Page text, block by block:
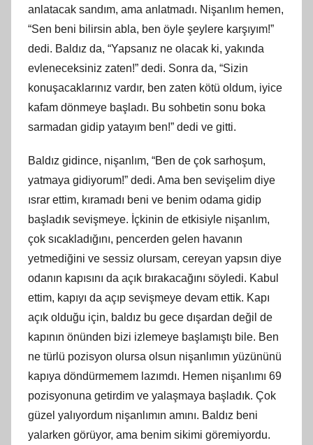
anlatacak sandım, ama anlatmadı. Nişanlım hemen,
“Sen beni bilirsin abla, ben öyle şeylere karşıyım!”
dedi. Baldız da, “Yapsanız ne olacak ki, yakında
evleneceksiniz zaten!” dedi. Sonra da, “Sizin
konuşacaklarınız vardır, ben zaten kötü oldum, iyice
kafam dönmeye başladı. Bu sohbetin sonu boka
sarmadan gidip yatayım ben!” dedi ve gitti.
Baldız gidince, nişanlım, “Ben de çok sarhoşum,
yatmaya gidiyorum!” dedi. Ama ben sevişelim diye
ısrar ettim, kıramadı beni ve benim odama gidip
başladık sevişmeye. İçkinin de etkisiyle nişanlım,
çok sıcakladığını, pencerden gelen havanın
yetmediğini ve sessiz olursam, cereyan yapsın diye
odanın kapısını da açık bırakacağını söyledi. Kabul
ettim, kapıyı da açıp sevişmeye devam ettik. Kapı
açık olduğu için, baldız bu gece dışardan değil de
kapının önünden bizi izlemeye başlamıştı bile. Ben
ne türlü pozisyon olursa olsun nişanlımın yüzününü
kapıya döndürmemem lazımdı. Hemen nişanlımı 69
pozisyonuna getirdim ve yalaşmaya başladık. Çok
güzel yalıyordum nişanlımın amını. Baldız beni
yalarken görüyor, ama benim sikimi göremiyordu.